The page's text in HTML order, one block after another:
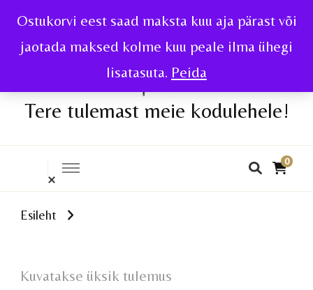
Ostukorvi eest saad maksta kuu aja pärast või
jaotada maksed kolme kuu peale ilma ühegi
lisatasuta. Peida
Tere tulemast meie kodulehele!
0
Esileht
Kuvatakse üksik tulemus